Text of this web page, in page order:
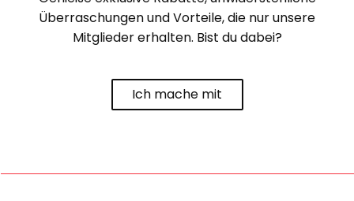
Überraschungen und Vorteile, die nur unsere
Mitglieder erhalten. Bist du dabei?
Ich mache mit